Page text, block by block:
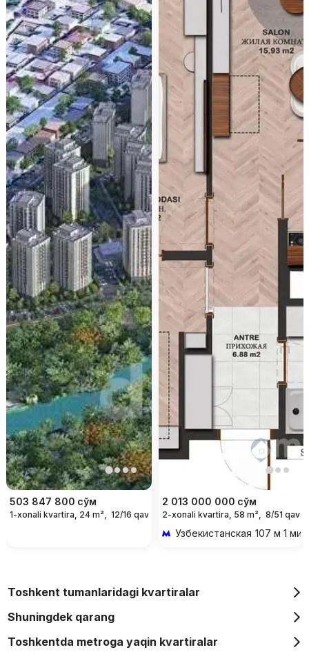
503 847 800 сўм
1-xonali kvartira, 24 m², 12/16 qavat
2 013 000 000 сўм
2-xonali kvartira, 58 m², 8/51 qavat
Узбекистанская 107 м 1
Toshkent tumanlaridagi kvartiralar
Shuningdek qarang
Toshkentda metroga yaqin kvartiralar